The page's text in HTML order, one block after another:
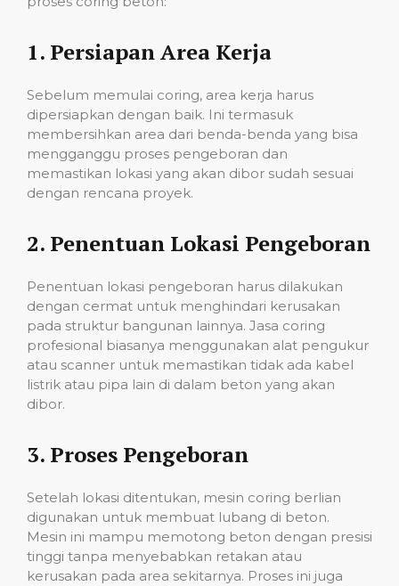
1. Persiapan Area Kerja
Sebelum memulai coring, area kerja harus
dipersiapkan dengan baik. Ini termasuk
membersihkan area dari benda-benda yang bisa
mengganggu proses pengeboran dan
memastikan lokasi yang akan dibor sudah sesuai
dengan rencana proyek.
2. Penentuan Lokasi Pengeboran
Penentuan lokasi pengeboran harus dilakukan
dengan cermat untuk menghindari kerusakan
pada struktur bangunan lainnya. Jasa coring
profesional biasanya menggunakan alat pengukur
atau scanner untuk memastikan tidak ada kabel
listrik atau pipa lain di dalam beton yang akan
dibor.
3. Proses Pengeboran
Setelah lokasi ditentukan, mesin coring berlian
digunakan untuk membuat lubang di beton.
Mesin ini mampu memotong beton dengan presisi
tinggi tanpa menyebabkan retakan atau
kerusakan pada area sekitarnya. Proses ini juga